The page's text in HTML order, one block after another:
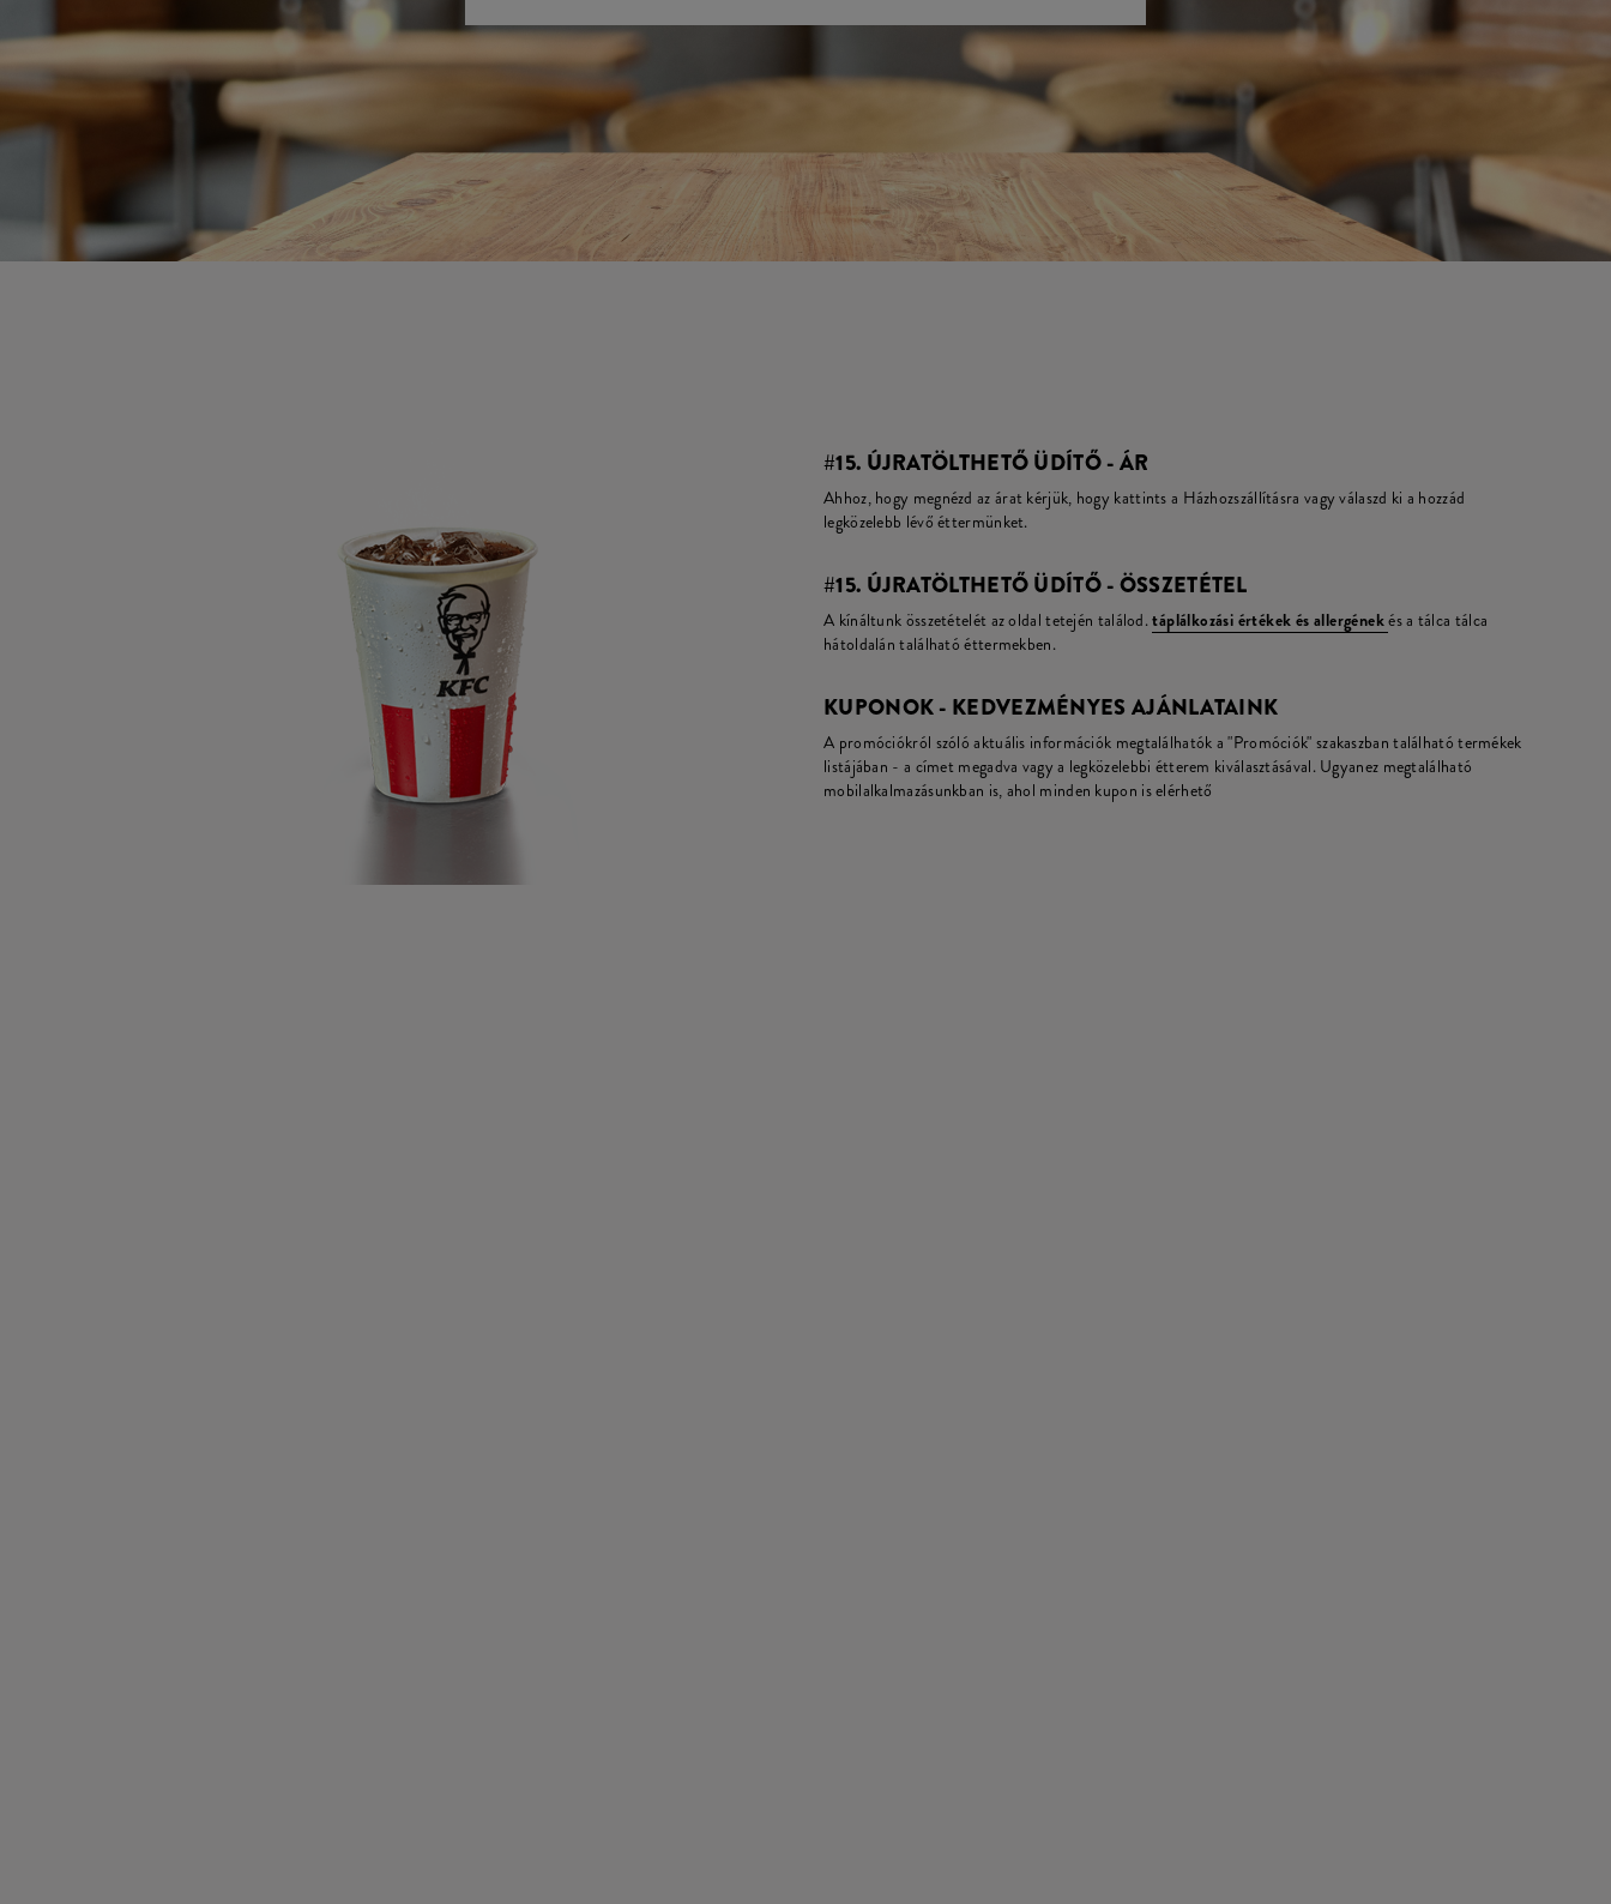
#15. ÚJRATÖLTHETŐ ÜDÍTŐ - ÁR
Ahhoz, hogy megnézd az árat kérjük, hogy kattints a Házhozszállításra vagy válaszd ki a hozzád
legközelebb lévő éttermünket.
#15. ÚJRATÖLTHETŐ ÜDÍTŐ - ÖSSZETÉTEL
A kínáltunk összetételét az oldal tetején találod.táplálkozási értékek és allergénekés a tálca tálca
hátoldalán található éttermekben.
KUPONOK - KEDVEZMÉNYES AJÁNLATAINK
A promóciókról szóló aktuális információk megtalálhatók a "Promóciók" szakaszban található termékek
listájában - a címet megadva vagy a legközelebbi étterem kiválasztásával. Ugyanez megtalálható
mobilalkalmazásunkban is, ahol minden kupon is elérhető